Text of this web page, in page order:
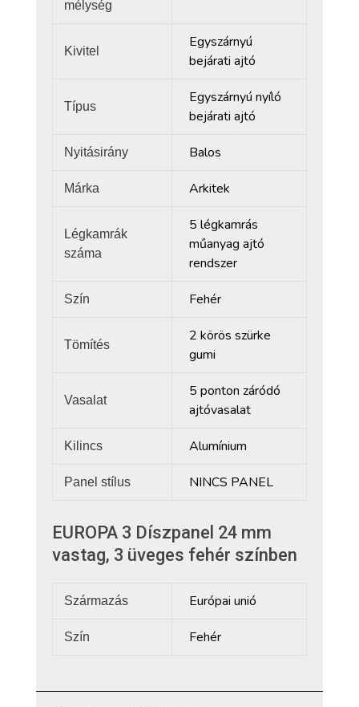
mélység
Kivitel
Egyszárnyú
bejárati ajtó
Típus
Egyszárnyú nyíló
bejárati ajtó
Nyitásirány Balos
Márka Arkitek
Légkamrák
száma
5 légkamrás
műanyag ajtó
rendszer
Szín Fehér
Tömítés
2 körös szürke
gumi
Vasalat
5 ponton záródó
ajtóvasalat
Kilincs Alumínium
Panel stílus NINCS PANEL
EUROPA 3 Díszpanel 24 mm
vastag, 3 üveges fehér színben
Származás Európai unió
Szín Fehér